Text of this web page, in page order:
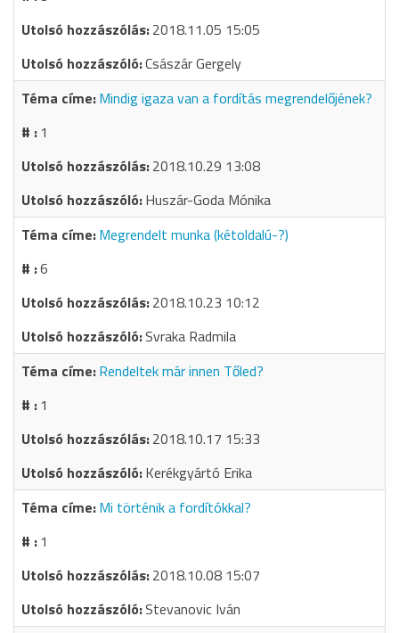
2018.11.05 15:05
Császár Gergely
Mindig igaza van a fordítás megrendelőjének?
1
2018.10.29 13:08
Huszár-Goda Mónika
Megrendelt munka (kétoldalú-?)
6
2018.10.23 10:12
Svraka Radmila
Rendeltek már innen Tőled?
1
2018.10.17 15:33
Kerékgyártó Erika
Mi történik a fordítókkal?
1
2018.10.08 15:07
Stevanovic Iván